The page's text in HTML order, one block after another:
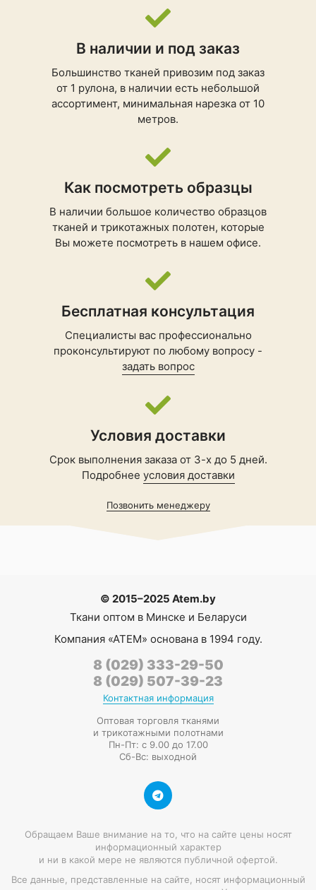
В наличии и под заказ
Большинство тканей привозим под заказ
от 1 рулона, в наличии есть небольшой
ассортимент, минимальная нарезка от 10
метров.
Как посмотреть образцы
В наличии большое количество образцов
тканей и трикотажных полотен, которые
Вы можете посмотреть в нашем офисе.
Бесплатная консультация
Специалисты вас профессионально
проконсультируют по любому вопросу -
задать вопрос
Условия доставки
Срок выполнения заказа от 3-х до 5 дней.
Подробнее условия доставки
Позвонить менеджеру
© 2015–2025 Atem.by
Ткани оптом в Минске и Беларуси
Компания «АТЕМ» основана в 1994 году.
8 (029) 333-29-50
8 (029) 507-39-23
Контактная информация
Оптовая торговля тканями
и трикотажными полотнами
Пн-Пт: с 9.00 до 17.00
Сб-Вс: выходной
Обращаем Ваше внимание на то, что на сайте цены носят
информационный характер
и ни в какой мере не являются публичной офертой.
Все данные, представленные на сайте, носят информационный